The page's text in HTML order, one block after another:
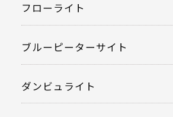
フローライト
ブルーピーターサイト
ダンビュライト